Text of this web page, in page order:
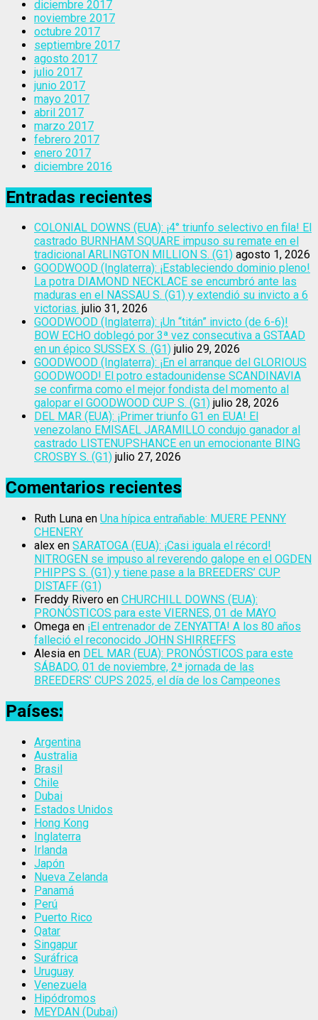
diciembre 2017
noviembre 2017
octubre 2017
septiembre 2017
agosto 2017
julio 2017
junio 2017
mayo 2017
abril 2017
marzo 2017
febrero 2017
enero 2017
diciembre 2016
Entradas recientes
COLONIAL DOWNS (EUA): ¡4° triunfo selectivo en fila! El
castrado BURNHAM SQUARE impuso su remate en el
tradicional ARLINGTON MILLION S. (G1) agosto 1, 2026
GOODWOOD (Inglaterra): ¡Estableciendo dominio pleno!
La potra DIAMOND NECKLACE se encumbró ante las
maduras en el NASSAU S. (G1) y extendió su invicto a 6
victorias. julio 31, 2026
GOODWOOD (Inglaterra): ¡Un “titán” invicto (de 6-6)!
BOW ECHO doblegó por 3ª vez consecutiva a GSTAAD
en un épico SUSSEX S. (G1) julio 29, 2026
GOODWOOD (Inglaterra): ¡En el arranque del GLORIOUS
GOODWOOD! El potro estadounidense SCANDINAVIA
se confirma como el mejor fondista del momento al
galopar el GOODWOOD CUP S. (G1) julio 28, 2026
DEL MAR (EUA): ¡Primer triunfo G1 en EUA! El
venezolano EMISAEL JARAMILLO condujo ganador al
castrado LISTENUPSHANCE en un emocionante BING
CROSBY S. (G1) julio 27, 2026
Comentarios recientes
Ruth Luna en Una hípica entrañable: MUERE PENNY
CHENERY
alex en SARATOGA (EUA): ¡Casi iguala el récord!
NITROGEN se impuso al reverendo galope en el OGDEN
PHIPPS S. (G1) y tiene pase a la BREEDERS’ CUP
DISTAFF (G1)
Freddy Rivero en CHURCHILL DOWNS (EUA):
PRONÓSTICOS para este VIERNES, 01 de MAYO
Omega en ¡El entrenador de ZENYATTA! A los 80 años
falleció el reconocido JOHN SHIRREFFS
Alesia en DEL MAR (EUA): PRONÓSTICOS para este
SÁBADO, 01 de noviembre, 2ª jornada de las
BREEDERS’ CUPS 2025, el día de los Campeones
Países:
Argentina
Australia
Brasil
Chile
Dubai
Estados Unidos
Hong Kong
Inglaterra
Irlanda
Japón
Nueva Zelanda
Panamá
Perú
Puerto Rico
Qatar
Singapur
Suráfrica
Uruguay
Venezuela
Hipódromos
MEYDAN (Dubai)